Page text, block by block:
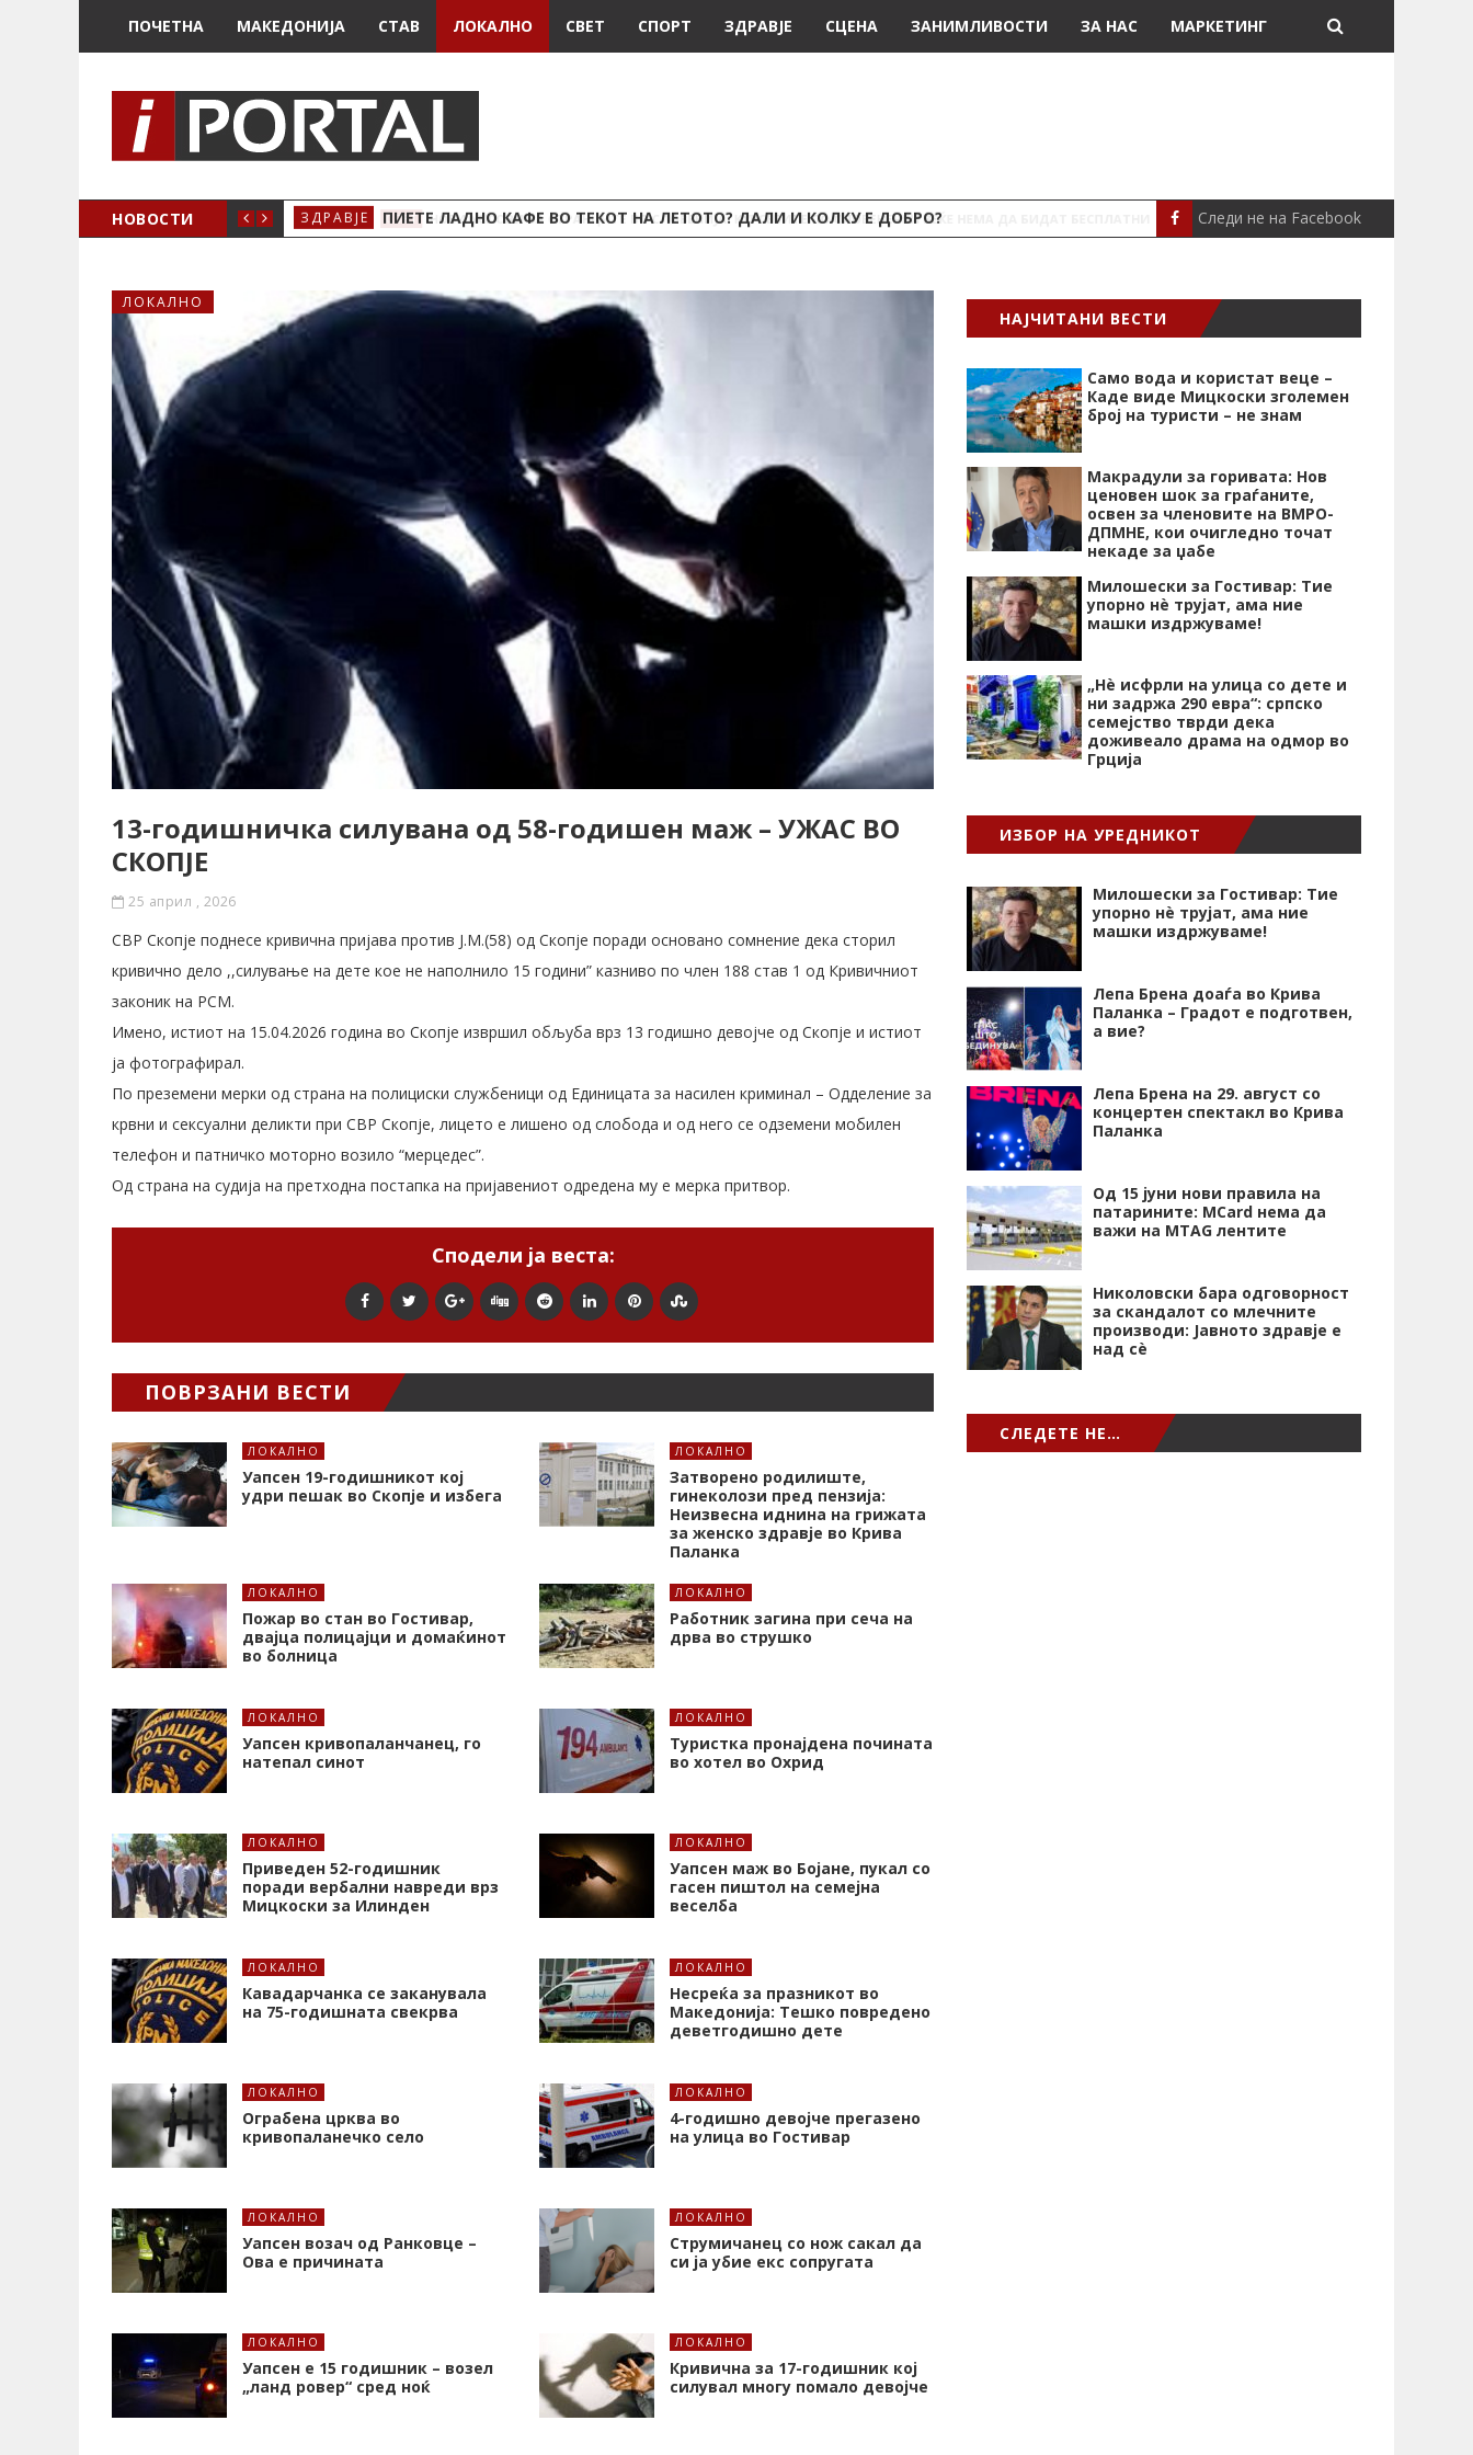
ПОЧЕТНА МАКЕДОНИЈА СТАВ ЛОКАЛНО СВЕТ СПОРТ ЗДРАВЈЕ СЦЕНА ЗАНИМЛИВОСТИ ЗА НАС МАРКЕТИНГ
НОВОСТИ
НЕМА ДА БИДАТ БЕСПЛАТНИ ЗДРАВЈЕ ПИЕТЕ ЛАДНО КАФЕ ВО ТЕКОТ НА ЛЕТОТО? ДАЛИ И КОЛКУ Е ДОБРО? МАКЕДОНИЈА
Следи не на Facebook
ЛОКАЛНО
13-годишничка силувана од 58-годишен маж – УЖАС ВО
СКОПЈЕ
25 април , 2026
СВР Скопје поднесе кривична пријава против Ј.М.(58) од Скопје поради основано сомнение дека сторил
кривично дело ,,силување на дете кое не наполнило 15 години” казниво по член 188 став 1 од Кривичниот
законик на РСМ.
Имено, истиот на 15.04.2026 година во Скопје извршил обљуба врз 13 годишно девојче од Скопје и истиот
ја фотографирал.
По преземени мерки од страна на полициски службеници од Единицата за насилен криминал – Одделение за
крвни и сексуални деликти при СВР Скопје, лицето е лишено од слобода и од него се одземени мобилен
телефон и патничко моторно возило “мерцедес”.
Од страна на судија на претходна постапка на пријавениот одредена му е мерка притвор.
Сподели ја веста:
ПОВРЗАНИ ВЕСТИ
ЛОКАЛНО
Уапсен 19-годишникот кој
удри пешак во Скопје и избега
ЛОКАЛНО
Затворено родилиште,
гинеколози пред пензија:
Неизвесна иднина на грижата
за женско здравје во Крива
Паланка
ЛОКАЛНО
Пожар во стан во Гостивар,
двајца полицајци и домаќинот
во болница
ЛОКАЛНО
Работник загина при сеча на
дрва во струшко
ЛОКАЛНО
Уапсен кривопаланчанец, го
натепал синот
ЛОКАЛНО
Туристка пронајдена почината
во хотел во Охрид
ЛОКАЛНО
Приведен 52-годишник
поради вербални навреди врз
Мицкоски за Илинден
ЛОКАЛНО
Уапсен маж во Бојане, пукал со
гасен пиштол на семејна
веселба
ЛОКАЛНО
Кавадарчанка се заканувала
на 75-годишната свекрва
ЛОКАЛНО
Несреќа за празникот во
Македонија: Тешко повредено
деветгодишно дете
ЛОКАЛНО
Ограбена црква во
кривопаланечко село
ЛОКАЛНО
4-годишно девојче прегазено
на улица во Гостивар
ЛОКАЛНО
Уапсен возач од Ранковце –
Ова е причината
ЛОКАЛНО
Струмичанец со нож сакал да
си ја убие екс сопругата
ЛОКАЛНО
Уапсен е 15 годишник – возел
„ланд ровер“ сред ноќ
ЛОКАЛНО
Кривична за 17-годишник кој
силувал многу помало девојче
НАЈЧИТАНИ ВЕСТИ
Само вода и користат веце –
Каде виде Мицкоски зголемен
број на туристи – не знам
Макрадули за горивата: Нов
ценовен шок за граѓаните,
освен за членовите на ВМРО-
ДПМНЕ, кои очигледно точат
некаде за џабе
Милошески за Гостивар: Тие
упорно нѐ трујат, ама ние
машки издржуваме!
„Нѐ исфрли на улица со дете и
ни задржа 290 евра“: српско
семејство тврди дека
доживеало драма на одмор во
Грција
ИЗБОР НА УРЕДНИКОТ
Милошески за Гостивар: Тие
упорно нѐ трујат, ама ние
машки издржуваме!
Лепа Брена доаѓа во Крива
Паланка – Градот е подготвен,
а вие?
Лепа Брена на 29. август со
концертен спектакл во Крива
Паланка
Од 15 јуни нови правила на
патарините: MCard нема да
важи на MTAG лентите
Николовски бара одговорност
за скандалот со млечните
производи: Јавното здравје е
над сѐ
СЛЕДЕТЕ НЕ…